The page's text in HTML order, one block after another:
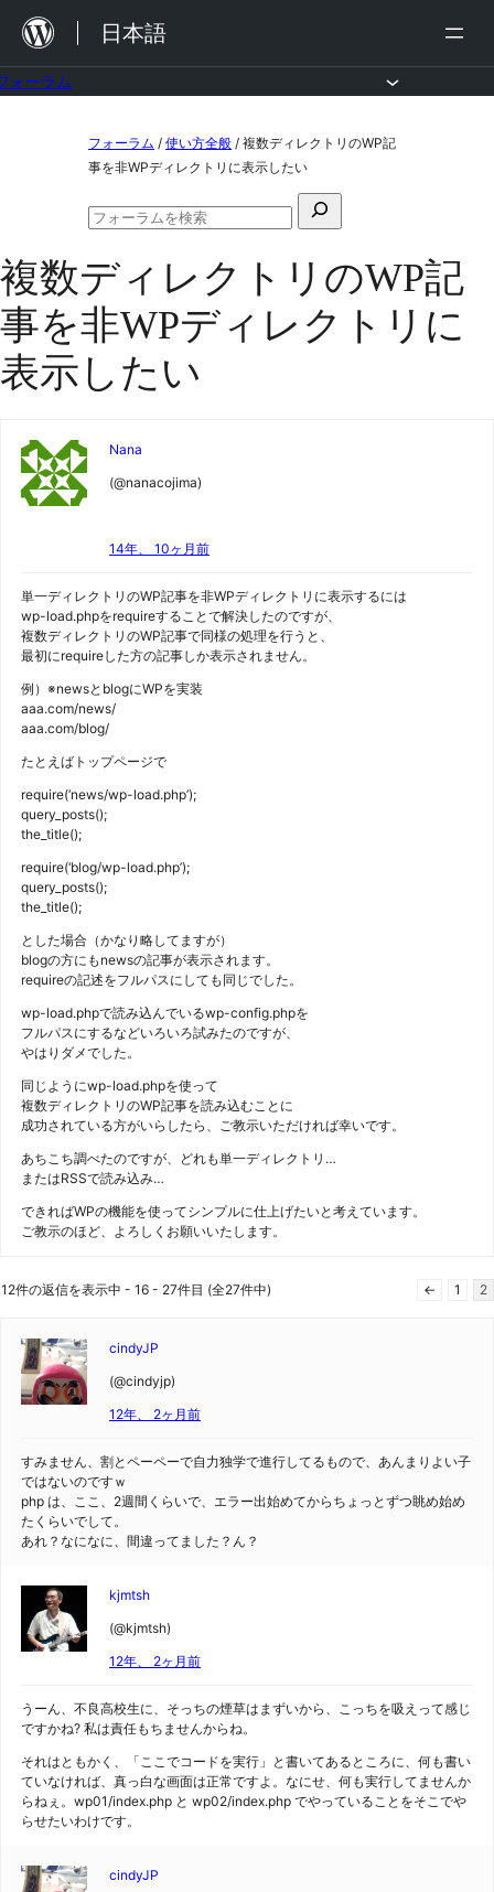
を
日本語
ォーラム
ツ
へ
ス
キ
ッ
フォーラム / 使い方全般 / 複数ディレクトリのWP記
事を非WPディレクトリに表示したい
検
対
象:
フ
ー
ラ
ム
の
複数ディレクトリのWP記
事を非WPディレクトリに
表示したい
Nana
(@nanacojima)
14年、 10ヶ月前
単一ディレクトリのWP記事を非WPディレクトリに表示するには
wp-load.phpをrequireすることで解決したのですが、
複数ディレクトリのWP記事で同様の処理を行うと、
最初にrequireした方の記事しか表示されません。
例）※newsとblogにWPを実装
aaa.com/news/
aaa.com/blog/
たとえばトップページで
require(‘news/wp-load.php’);
query_posts();
the_title();
require(‘blog/wp-load.php’);
query_posts();
the_title();
とした場合（かなり略してますが）
blogの方にもnewsの記事が表示されます。
requireの記述をフルパスにしても同じでした。
wp-load.phpで読み込んでいるwp-config.phpを
フルパスにするなどいろいろ試みたのですが、
やはりダメでした。
同じようにwp-load.phpを使って
複数ディレクトリのWP記事を読み込むことに
成功されている方がいらしたら、ご教示いただければ幸いです。
あちこち調べたのですが、どれも単一ディレクトリ…
またはRSSで読み込み…
できればWPの機能を使ってシンプルに仕上げたいと考えています。
ご教示のほど、よろしくお願いいたします。
12件の返信を表示中 - 16 - 27件目 (全27件中) ← 1 2
cindyJP
(@cindyjp)
12年、 2ヶ月前
すみません、割とペーペーで自力独学で進行してるもので、あんまりよい子
ではないのですｗ
php は、ここ、2週間くらいで、エラー出始めてからちょっとずつ眺め始め
たくらいでして。
あれ？なになに、間違ってました？ん？
kjmtsh
(@kjmtsh)
12年、 2ヶ月前
うーん、不良高校生に、そっちの煙草はまずいから、こっちを吸えって感じ
ですかね? 私は責任もちませんからね。
それはともかく、「ここでコードを実行」と書いてあるところに、何も書い
ていなければ、真っ白な画面は正常ですよ。なにせ、何も実行してませんか
らねぇ。wp01/index.php と wp02/index.php でやっていることをそこでや
らせたいわけです。
cindyJP